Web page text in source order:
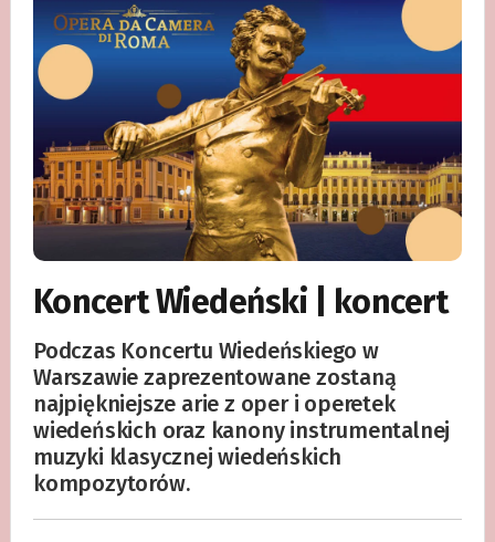
Koncert Wiedeński | koncert
Podczas Koncertu Wiedeńskiego w
Warszawie zaprezentowane zostaną
najpiękniejsze arie z oper i operetek
wiedeńskich oraz kanony instrumentalnej
muzyki klasycznej wiedeńskich
kompozytorów.